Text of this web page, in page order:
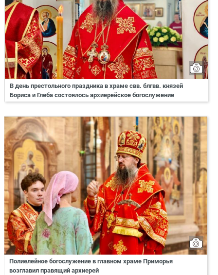
В день престольного праздника в храме свв. блгвв. князей
Бориса и Глеба состоялось архиерейское богослужение
Полиелейное богослужение в главном храме Приморья
возглавил правящий архиерей